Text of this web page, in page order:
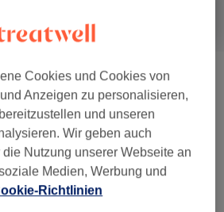
(18) ab 67 €
(8) ab 15 €
6) ab 15 €
Cookies und Cookies von
Anzeigen zu personalisieren,
und unseren
Wir geben auch
die Nutzung unserer Webseite an
Medien, Werbung und
Richtlinien